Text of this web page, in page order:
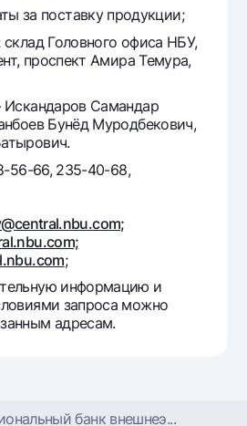
за поставку продукции;
склад Головного офиса НБУ,
проспект Амира Темура,
Искандаров Самандар
Бунёд Муродбекович,
56-66, 235-40-68,
;
информацию и
запроса можно
адресам.
банк внешнеэ...